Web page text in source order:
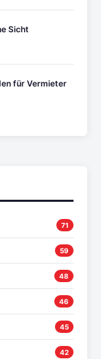
Sicht
für Vermieter
71
59
48
46
45
42